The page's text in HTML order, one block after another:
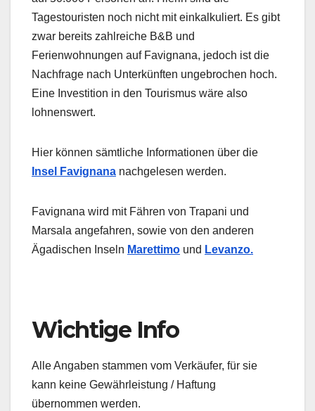
Tagestouristen noch nicht mit einkalkuliert. Es gibt
zwar bereits zahlreiche B&B und
Ferienwohnungen auf Favignana, jedoch ist die
Nachfrage nach Unterkünften ungebrochen hoch.
Eine Investition in den Tourismus wäre also
lohnenswert.
Hier können sämtliche Informationen über die
Insel Favignana nachgelesen werden.
Favignana wird mit Fähren von Trapani und
Marsala angefahren, sowie von den anderen
Ägadischen Inseln Marettimo und Levanzo.
Wichtige Info
Alle Angaben stammen vom Verkäufer, für sie
kann keine Gewährleistung / Haftung
übernommen werden.